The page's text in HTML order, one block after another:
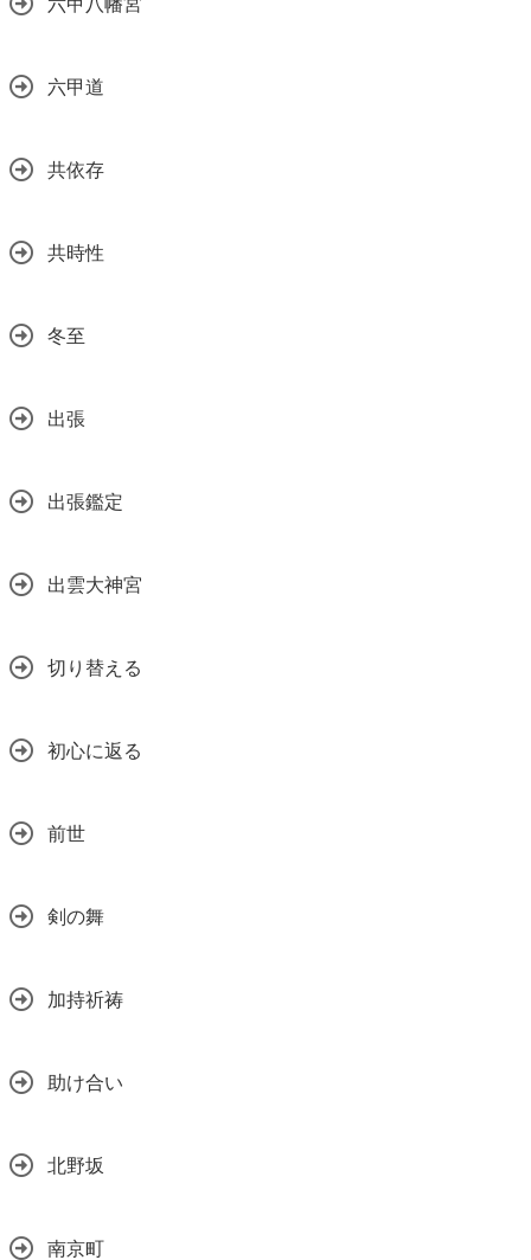
六甲道
共依存
共時性
冬至
出張
出張鑑定
出雲大神宮
切り替える
初心に返る
前世
剣の舞
加持祈祷
助け合い
北野坂
南京町